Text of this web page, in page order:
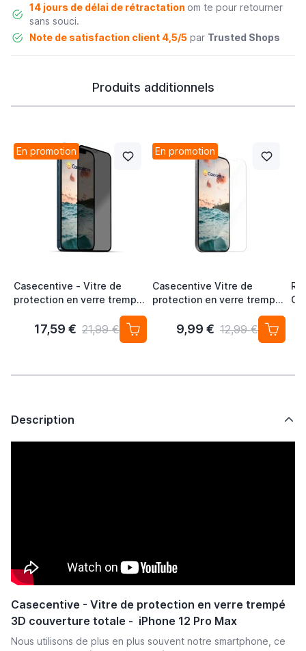
14 jours de délai de rétractation om te pour retourner
sans souci.
Note de satisfaction client 4,5/5par Trusted Shops
Produits additionnels
En promotion
Casecentive - Vitre de
protection en verre trempé
3D couverture totale - Anti-
Espion - iPhone 11 Pro Max
17,59 € 21,99 €
En promotion
Casecentive Vitre de
protection en verre trempé
9,99 € 12,99 €
Description
Casecentive - Vitre de protection en verre trempé
3D couverture totale - iPhone 12 Pro Max
Nous utilisons de plus en plus souvent notre smartphone, ce